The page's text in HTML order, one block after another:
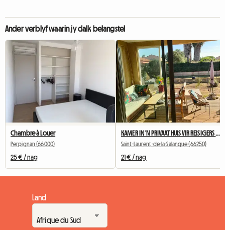
Ander verblyf waarin jy dalk belangstel
Chambre à Louer
Perpignan (66000)
25 € / nag
Saint-Laurent-de-la-Salanque (66250)
21 € / nag
Land